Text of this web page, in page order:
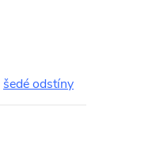
šedé odstíny